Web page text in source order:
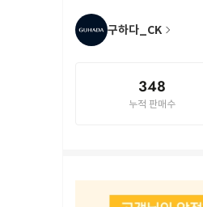
구하다_CK
348
누적 판매수